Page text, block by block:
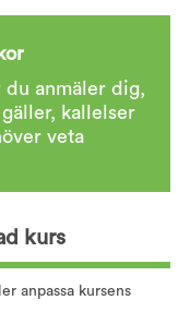
du anmäler dig,
kallelser
veta
kurs
anpassa kursens